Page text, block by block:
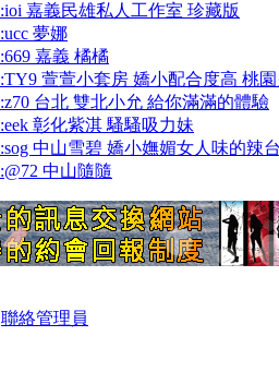
嘉義民雄私人工作室 珍藏版
夢娜
嘉義 橘橘
萱萱小套房 嬌小配合度高 桃
台北 雙北小允 給你滿滿的體驗
彰化紫淇 騷騷吸力妹
中山雪碧 嬌小嫵媚女人味的辣
中山隨隨
聯絡管理員